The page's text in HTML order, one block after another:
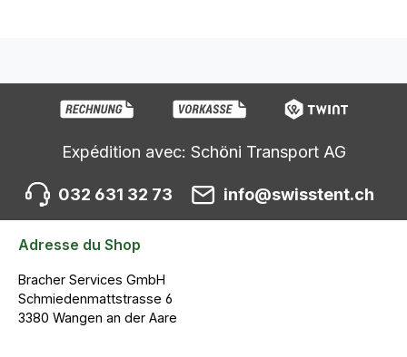
Expédition avec: Schöni Transport AG
032 631 32 73 info@swisstent.ch
Adresse du Shop
Bracher Services GmbH
Schmiedenmattstrasse 6
3380 Wangen an der Aare